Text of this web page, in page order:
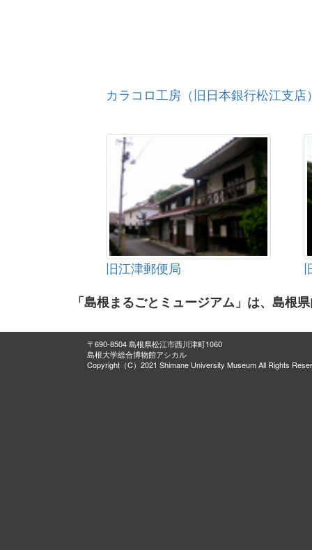
カラコロ工房（旧日本銀行松江支店
旧江津郵便局
「島根まるごとミュージアム」は、島根
〒690-8504 島根県松江市西川津町1060
島根大学総合博物館アシカル
Copyright（C）2021 Shimane University Museum All Rights